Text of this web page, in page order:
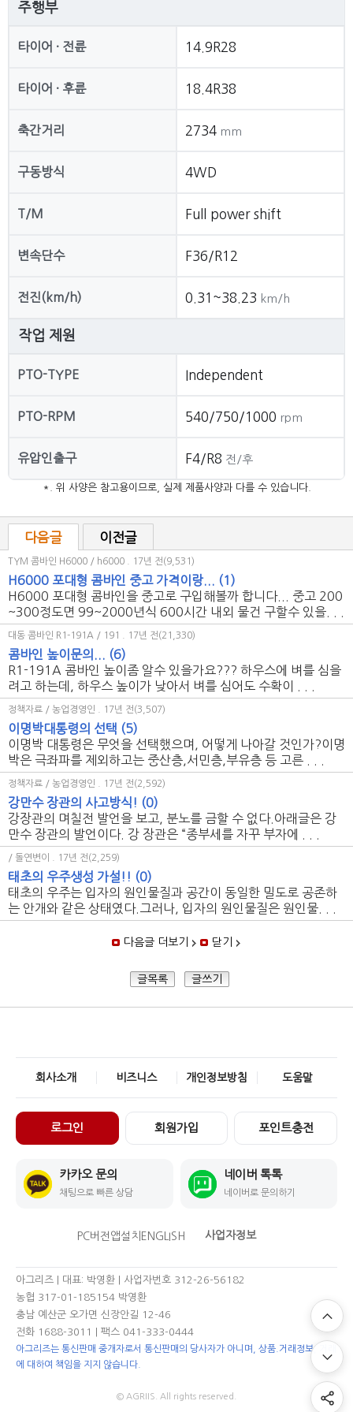
주행부
타이어 · 전륜 14.9R28
타이어 · 후륜 18.4R38
축간거리 2734 mm
구동방식 4WD
T/M Full power shift
변속단수 F36/R12
전진(km/h) 0.31~38.23 km/h
작업 제원
PTO-TYPE Independent
PTO-RPM 540/750/1000 rpm
유압인출구 F4/R8 전/후
*. 위 사양은 참고용이므로, 실제 제품사양과 다를 수 있습니다.
다음글 이전글
TYM 콤바인 H6000 / h6000 . 17년 전(9,531)
H6000 포대형 콤바인 중고 가격이랑... (1)
H6000 포대형 콤바인을 중고로 구입해볼까 합니다... 중고 200
~300정도면 99~2000년식 600시간 내외 물건 구할수 있을. . .
대동 콤바인 R1-191A / 191 . 17년 전(21,330)
콤바인 높이문의... (6)
R1-191A 콤바인 높이좀 알수 있을가요??? 하우스에 벼를 심을
려고 하는데, 하우스 높이가 낮아서 벼를 심어도 수확이 . . .
정책자료 / 농업경영인 . 17년 전(3,507)
이명박대통령의 선택 (5)
이명박 대통령은 무엇을 선택했으며, 어떻게 나아갈 것인가?이명
박은 극좌파를 제외하고는 중산층,서민층,부유층 등 고른 . . .
정책자료 / 농업경영인 . 17년 전(2,592)
강만수 장관의 사고방식! (0)
강장관의 며칠전 발언을 보고, 분노를 금할 수 없다.아래글은 강
만수 장관의 발언이다. 강 장관은 “종부세를 자꾸 부자에 . . .
/ 돌연변이 . 17년 전(2,259)
태초의 우주생성 가설!! (0)
태초의 우주는 입자의 원인물질과 공간이 동일한 밀도로 공존하
는 안개와 같은 상태였다.그러나, 입자의 원인물질은 원인물. . .
다음글 더보기 닫기
글목록 글쓰기
회사소개 비즈니스 개인정보방침 도움말
로그인 회원가입 포인트충전
카카오 문의
채팅으로 빠른 상담
네이버 톡톡
네이버로 문의하기
PC버전 앱설치 ENGLISH 사업자정보
아그리즈 | 대표: 박영환 | 사업자번호 312-26-56182
농협 317-01-185154 박영환
충남 예산군 오가면 신장안길 12-46
전화 1688-3011
| 팩스 041-333-0444
아그리즈는 통신판매 중개자로서 통신판매의 당사자가 아니며, 상품.거래정보, 거래
에 대하여 책임을 지지 않습니다.
© AGRIIS. All rights reserved.